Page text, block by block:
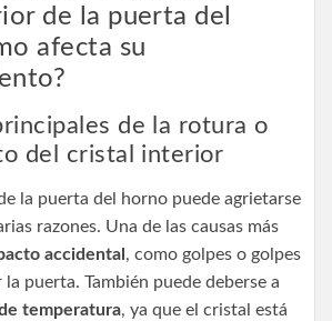
de la puerta del
afecta su
de la rotura o
del cristal interior
la puerta del horno puede agrietarse
razones. Una de las causas más
accidental , como golpes o golpes
la puerta. También puede deberse a
temperatura, ya que el cristal está